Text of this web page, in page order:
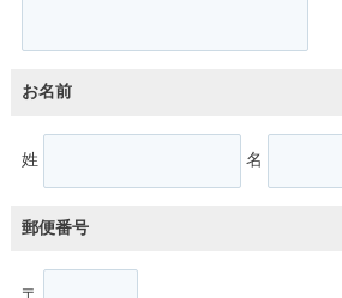
お名前
姓 名
郵便番号